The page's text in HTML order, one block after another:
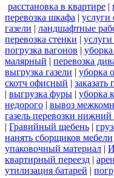
расстановка в квартире |
перевозка шкафа | услуги
газели | ландшафтные
перевозка стенки | услуги
погрузка вагонов |
малярный | перевозка
выгрузка газели | уборка
скотч офисный | заказать
| выгрузка фуры | уборка
недорого | вывоз
газель перевозки
| Гравийный щебень |
нанять сборщиков мебели
упаковочный материал |
квартирный переезд |
утилизация батарей |